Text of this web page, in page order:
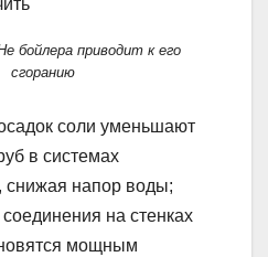
бойлера приводит к его
сгоранию
соли уменьшают
в системах
снижая напор воды;
на стенках
мощным